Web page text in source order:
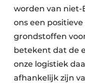
worden van niet-
ons een
grondstoffen
betekent dat de
onze logistiek
afhankelijk zijn